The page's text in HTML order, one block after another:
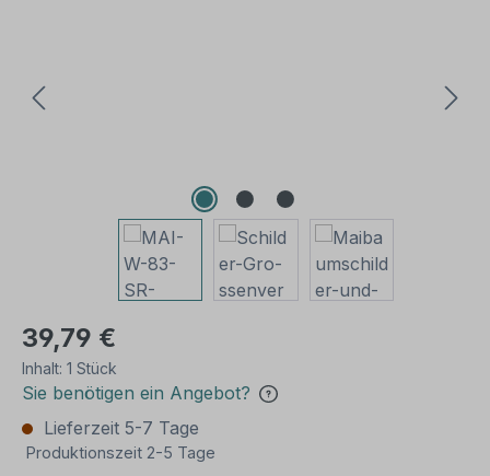
39,79 €
Inhalt: 1 Stück
Sie benötigen ein Angebot?
Lieferzeit 5-7 Tage
Produktionszeit 2-5 Tage